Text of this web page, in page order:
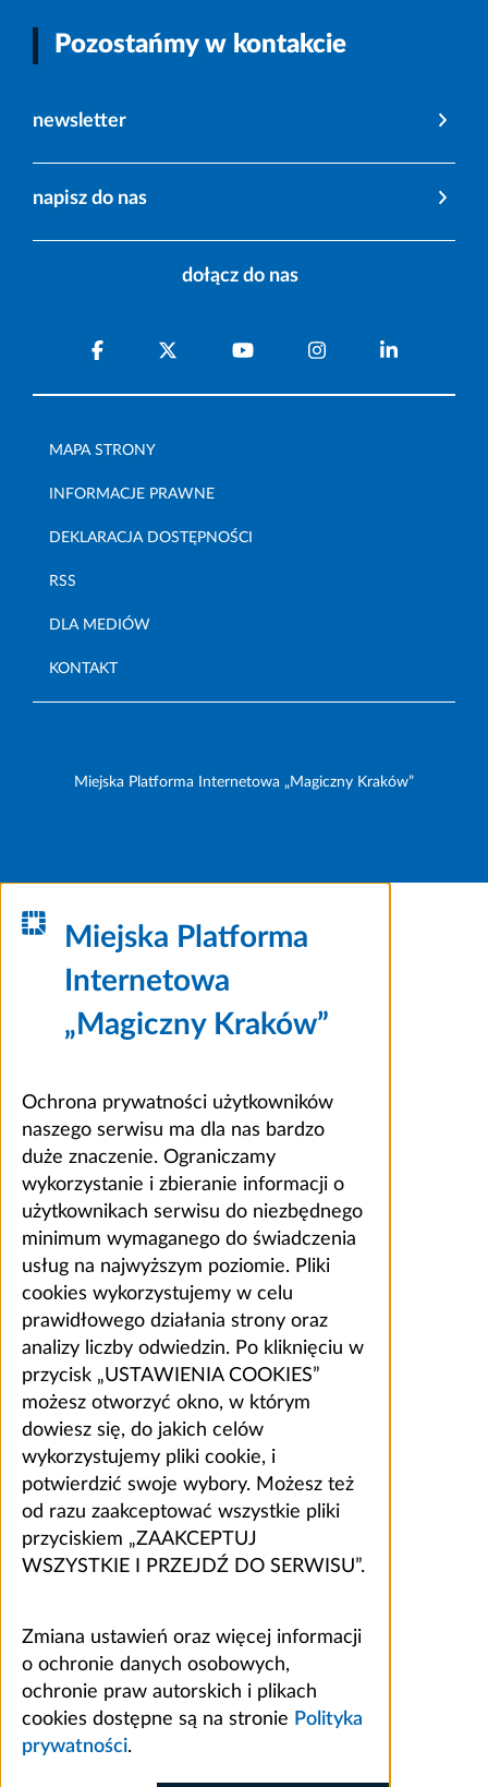
Pozostańmy w kontakcie
newsletter
napisz do nas
dołącz do nas
MAPA STRONY
INFORMACJE PRAWNE
DEKLARACJA DOSTĘPNOŚCI
RSS
DLA MEDIÓW
KONTAKT
Miejska Platforma Internetowa „Magiczny Kraków”
Miejska Platforma
Internetowa
„Magiczny Kraków”
Ochrona prywatności użytkowników
naszego serwisu ma dla nas bardzo
duże znaczenie. Ograniczamy
wykorzystanie i zbieranie informacji o
użytkownikach serwisu do niezbędnego
minimum wymaganego do świadczenia
usług na najwyższym poziomie. Pliki
cookies wykorzystujemy w celu
prawidłowego działania strony oraz
analizy liczby odwiedzin. Po kliknięciu w
przycisk „USTAWIENIA COOKIES”
możesz otworzyć okno, w którym
dowiesz się, do jakich celów
wykorzystujemy pliki cookie, i
potwierdzić swoje wybory. Możesz też
od razu zaakceptować wszystkie pliki
przyciskiem „ZAAKCEPTUJ
WSZYSTKIE I PRZEJDŹ DO SERWISU”.
Zmiana ustawień oraz więcej informacji
o ochronie danych osobowych,
ochronie praw autorskich i plikach
cookies dostępne są na stronie Polityka
prywatności.